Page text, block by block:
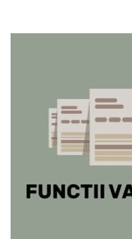
Galerie
foto
Servicii